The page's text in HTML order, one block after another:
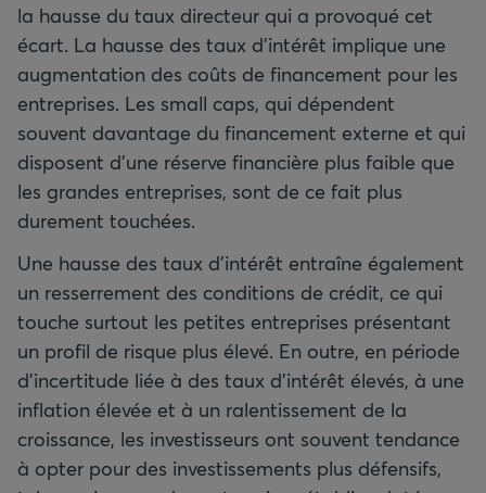
la hausse du taux directeur qui a provoqué cet
écart. La hausse des taux d’intérêt implique une
augmentation des coûts de financement pour les
entreprises. Les small caps, qui dépendent
souvent davantage du financement externe et qui
disposent d’une réserve financière plus faible que
les grandes entreprises, sont de ce fait plus
durement touchées.
Une hausse des taux d’intérêt entraîne également
un resserrement des conditions de crédit, ce qui
touche surtout les petites entreprises présentant
un profil de risque plus élevé. En outre, en période
d’incertitude liée à des taux d’intérêt élevés, à une
inflation élevée et à un ralentissement de la
croissance, les investisseurs ont souvent tendance
à opter pour des investissements plus défensifs,